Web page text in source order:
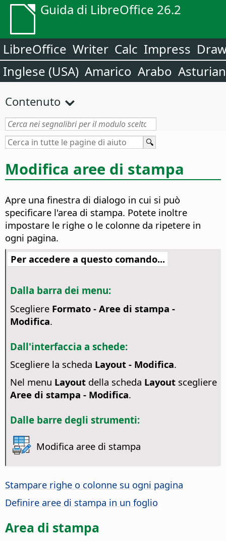
Guida di LibreOffice 26.2
LibreOffice Writer Calc Impress
Inglese (USA) Amarico Arabo
Contenuto
Modifica aree di stampa
Apre una finestra di dialogo in cui si può
specificare l'area di stampa. Potete inoltre
impostare le righe o le colonne da ripetere in
ogni pagina.
Per accedere a questo comando...
Dalla barra dei menu:
Scegliere Formato - Aree di stampa -
Modifica.
Dall'interfaccia a schede:
Scegliere la scheda Layout - Modifica.
Nel menu Layoutdella scheda Layoutscegliere
Aree di stampa - Modifica.
Dalle barre degli strumenti:
Modifica aree di stampa
Stampare righe o colonne su ogni pagina
Definire aree di stampa in un foglio
Area di stampa